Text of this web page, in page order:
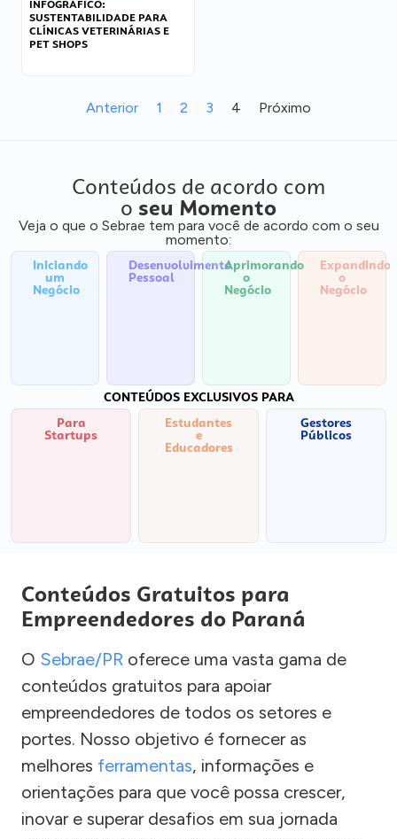
INFOGRÁFICO:
SUSTENTABILIDADE PARA
CLÍNICAS VETERINÁRIAS E
PET SHOPS
Anterior 1 2 3 4 Próximo
Conteúdos de acordo com
o seu Momento
Veja o que o Sebrae tem para você de acordo com o seu
momento:
Iniciando
um
Negócio
Desenvolvimento
Pessoal
Aprimorando
o
Negócio
Expandindo
o
Negócio
CONTEÚDOS EXCLUSIVOS PARA
Para
Startups
Estudantes
e
Educadores
Gestores
Públicos
Conteúdos Gratuitos para
Empreendedores do Paraná
O Sebrae/PR oferece uma vasta gama de
conteúdos gratuitos para apoiar
empreendedores de todos os setores e
portes. Nosso objetivo é fornecer as
melhores ferramentas, informações e
orientações para que você possa crescer,
inovar e superar desafios em sua jornada